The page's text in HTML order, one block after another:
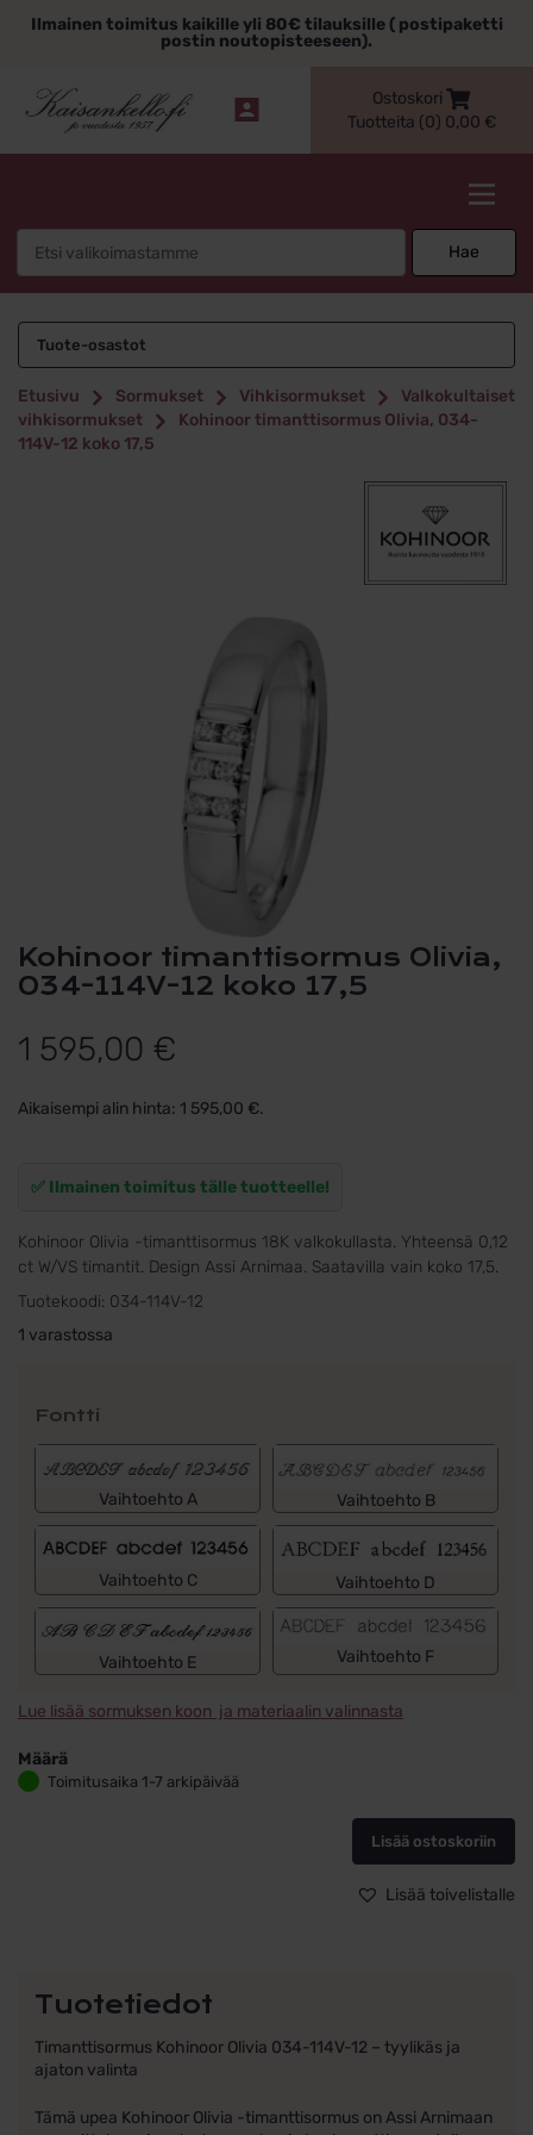
sisältöönIlmainen toimitus kaikille yli 80€ tilauksille ( postipaketti
postin noutopisteeseen).
Ostoskori
Tuotteita (0) 0,00 €
Hae
Tuote-osastot
Etusivu Sormukset Vihkisormukset
Valkokultaiset
vihkisormukset
Kohinoor timanttisormus Olivia, 034-
114V-12 koko 17,5
Kohinoor timanttisormus Olivia,
034-114V-12 koko 17,5
1 595,00 €
Aikaisempi alin hinta: 1 595,00 €.
✅ Ilmainen toimitus tälle tuotteelle!
Kohinoor Olivia -timanttisormus 18K valkokullasta. Yhteensä 0,12
ct W/VS timantit. Design Assi Arnimaa. Saatavilla vain koko 17,5.
Tuotekoodi: 034-114V-12
1 varastossa
Fontti
Vaihtoehto A Vaihtoehto B
Vaihtoehto C Vaihtoehto D
Vaihtoehto E Vaihtoehto F
Lue lisää sormuksen koon ja materiaalin valinnasta
Määrä
Kohinoor
Toimitusaika 1-7 arkipäivää
Lisää ostoskoriin
Lisää toivelistalle
Tuotetiedot
Timanttisormus Kohinoor Olivia 034-114V-12 – tyylikäs ja
ajaton valinta
Tämä upea Kohinoor Olivia -timanttisormus on Assi Arnimaan